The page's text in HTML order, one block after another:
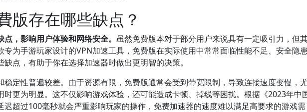
版存在哪些缺点？
，影响用户体验和网络安全。 虽然免费版本对于部分用户来说具有一定吸引力，但
专为手游玩家设计的VPN加速工具，免费版在实际使用中常常面临性能不足、安全隐患
点，有助于你在选择加速器时做出更明智的决策。
稳定性普遍较差。由于资源有限，免费版通常会受到带宽限制，导致连接速度变慢，
时更为明显。这不仅影响游戏体验，还可能造成卡顿、掉线等困扰。根据《2023年中
迟超过100毫秒就会严重影响玩家的操作，免费加速器的速度难以满足高要求的游戏需